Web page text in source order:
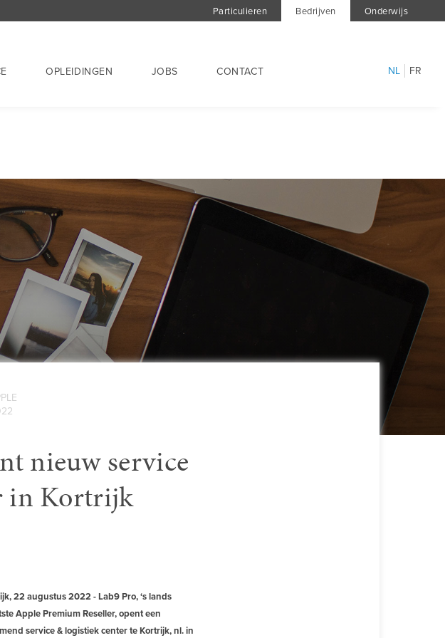
Particulieren Bedrijven Onderwijs
OPLEIDINGEN JOBS CONTACT NL FR
nieuw service
in Kortrijk
22 augustus 2022 - Lab9 Pro, ‘s lands
Apple Premium Reseller, opent een
service & logistiek center te Kortrijk, nl. in